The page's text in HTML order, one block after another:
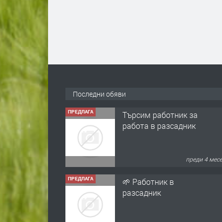
Последни обяви
ПРЕДЛАГА
Търсим работник за
работа в разсадник
ПРЕДЛАГА
🌱 Работник в
разсадник